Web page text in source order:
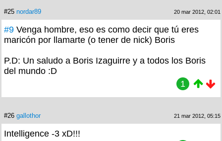
#25 nordar89 20 mar 2012, 02:01
#9 Venga hombre, eso es como decir que tú eres
maricón por llamarte (o tener de nick) Boris
P.D: Un saludo a Boris Izaguirre y a todos los Boris
del mundo :D
1
#26 gallothor 21 mar 2012, 05:15
Intelligence -3 xD!!!